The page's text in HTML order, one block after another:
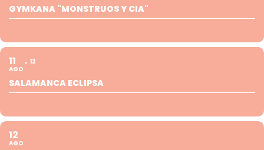
GYMKANA "MONSTRUOS Y CIA"
11
AGO
12
SALAMANCA ECLIPSA
12
AGO